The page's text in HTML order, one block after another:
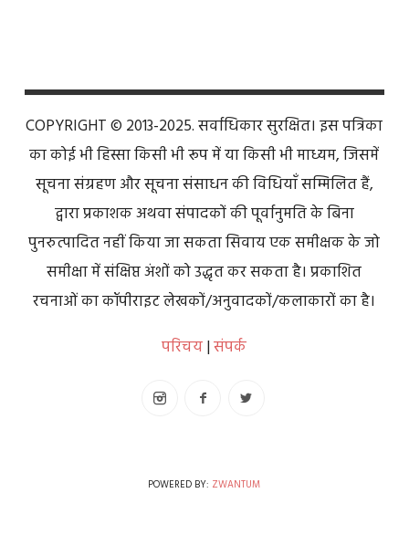
COPYRIGHT © 2013-2025. सर्वाधिकार सुरक्षित। इस पत्रिका
का कोई भी हिस्सा किसी भी रूप में या किसी भी माध्यम, जिसमें
सूचना संग्रहण और सूचना संसाधन की विधियाँ सम्मिलित हैं,
द्वारा प्रकाशक अथवा संपादकों की पूर्वानुमति के बिना
पुनरुत्पादित नहीं किया जा सकता सिवाय एक समीक्षक के जो
समीक्षा में संक्षिप्त अंशों को उद्धृत कर सकता है। प्रकाशित
रचनाओं का कॉपीराइट लेखकों/अनुवादकों/कलाकारों का है।
परिचय|संपर्क
POWERED BY: ZWANTUM